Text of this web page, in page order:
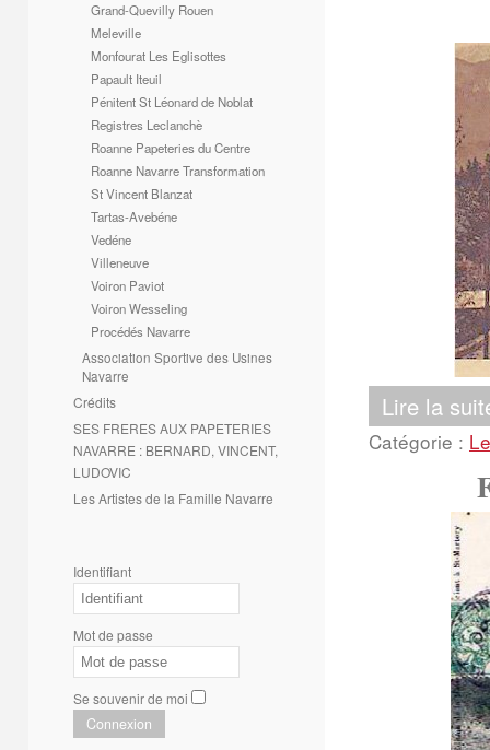
Grand-Quevilly Rouen
Meleville
Monfourat Les Eglisottes
Papault Iteuil
Pénitent St Léonard de Noblat
Registres Leclanchè
Roanne Papeteries du Centre
Roanne Navarre Transformation
St Vincent Blanzat
Tartas-Avebéne
Vedéne
Villeneuve
Voiron Paviot
Voiron Wesseling
Procédés Navarre
Association Sportive des Usines
Navarre
Crédits
SES FRERES AUX PAPETERIES
NAVARRE : BERNARD, VINCENT,
LUDOVIC
Les Artistes de la Famille Navarre
Identifiant
Mot de passe
Se souvenir de moi
Connexion
Lire la
Catégorie :